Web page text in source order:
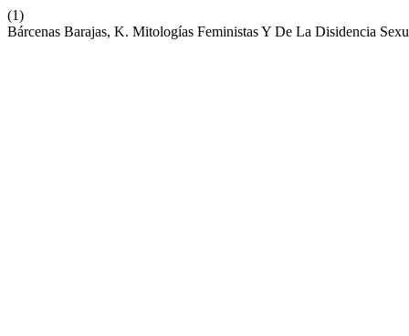
(1)
Bárcenas Barajas, K. Mitologías Feministas Y De La Disidencia